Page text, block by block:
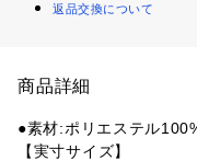
返品交換について
商品詳細
●素材:ポリエステル
【実寸サイズ】